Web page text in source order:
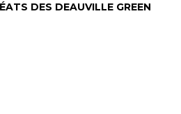
DES DEAUVILLE GREEN